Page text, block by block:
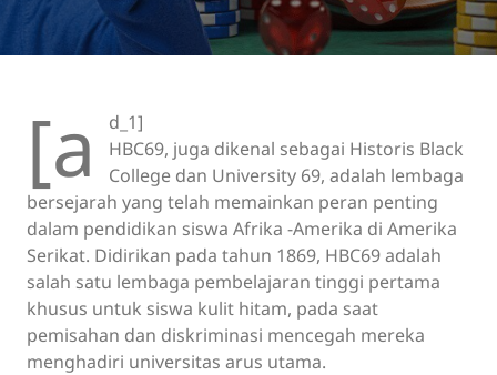
[a
d_1]
HBC69, juga dikenal sebagai Historis Black
College dan University 69, adalah lembaga
bersejarah yang telah memainkan peran penting
dalam pendidikan siswa Afrika -Amerika di Amerika
Serikat. Didirikan pada tahun 1869, HBC69 adalah
salah satu lembaga pembelajaran tinggi pertama
khusus untuk siswa kulit hitam, pada saat
pemisahan dan diskriminasi mencegah mereka
menghadiri universitas arus utama.